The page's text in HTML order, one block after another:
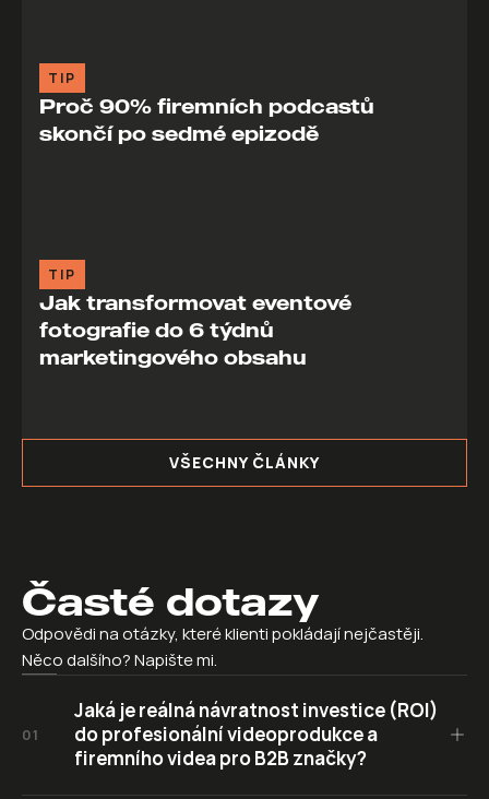
TIP
Proč 90% firemních podcastů
skončí po sedmé epizodě
TIP
Jak transformovat eventové
fotografie do 6 týdnů
marketingového obsahu
VŠECHNY ČLÁNKY
Časté dotazy.
Odpovědi na otázky, které klienti pokládají nejčastěji.
Něco dalšího? Napište mi.
01
Jaká je reálná návratnost investice (ROI)
do profesionální videoprodukce a
firemního videa pro B2B značky?